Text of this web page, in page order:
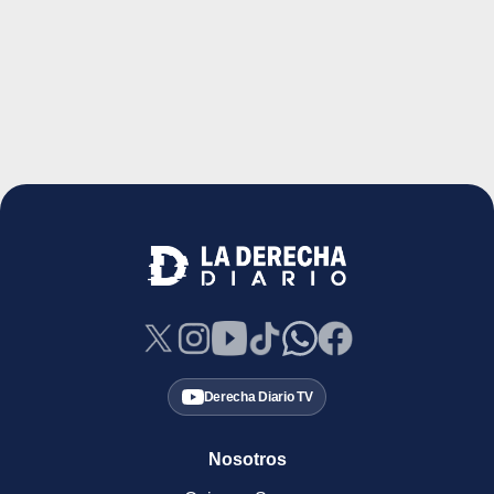
Derecha Diario TV
Nosotros